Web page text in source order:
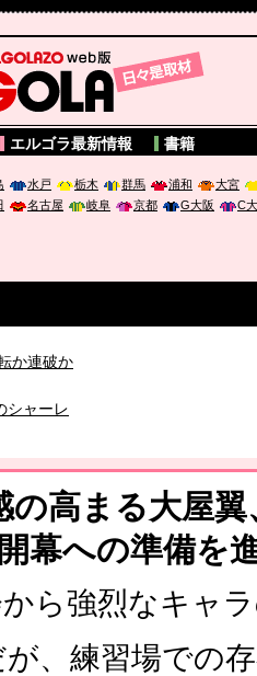
エルゴラ最新情報 書籍
水戸 栃木 群馬 浦和
大宮
名古屋 岐阜 京都 G大阪
C
らない
注目は「個」
の高まる大屋
幕への準備を
ら強烈なキャ
、練習場での